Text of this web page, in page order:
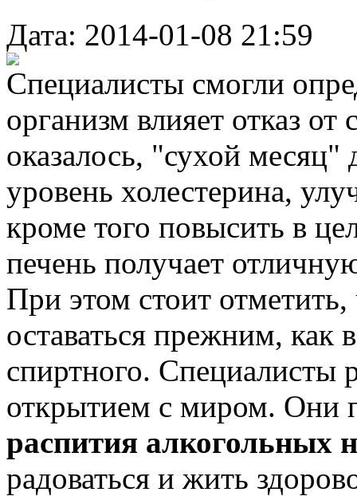
Дата: 2014-01-08 21:59
Специалисты смогли
организм влияет отказ
оказалось, "сухой месяц"
уровень холестерина,
кроме того повысить в
печень получает
При этом стоит
оставаться прежним, как
спиртного. Специалисты
открытием с миром. Они
распития алкогольных
радоваться и жить